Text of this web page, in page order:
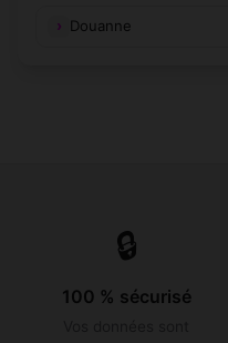
Douanne
🔒
100 % sécurisé